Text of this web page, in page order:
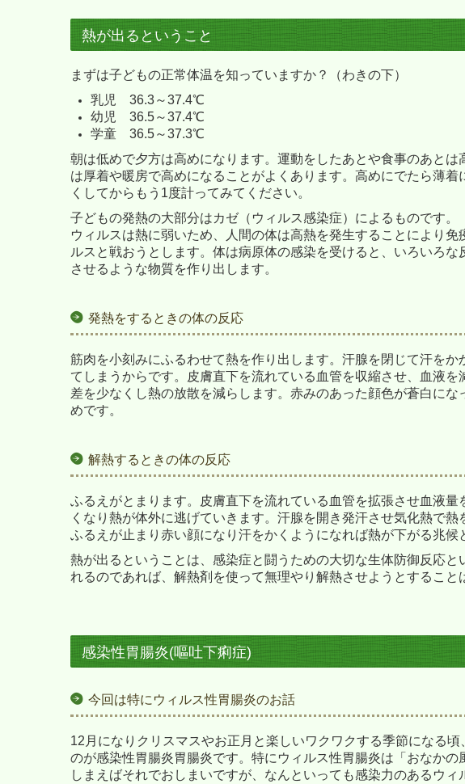
熱が出るということ
まずは子どもの正常体温を知っていますか？（わきの下）
乳児 36.3～37.4℃
幼児 36.5～37.4℃
学童 36.5～37.3℃
朝は低めで夕方は高めになります。運動をしたあとや食事のあとは
は厚着や暖房で高めになることがよくあります。高めにでたら薄着
くしてからもう1度計ってみてください。
子どもの発熱の大部分はカゼ（ウィルス感染症）によるものです。
ウィルスは熱に弱いため、人間の体は高熱を発生することにより免
ルスと戦おうとします。体は病原体の感染を受けると、いろいろ
させるような物質を作り出します。
発熱をするときの体の反応
筋肉を小刻みにふるわせて熱を作り出します。汗腺を閉じて汗を
てしまうからです。皮膚直下を流れている血管を収縮させ、血液
差を少なくし熱の放散を減らします。赤みのあった顔色が蒼白に
めです。
解熱するときの体の反応
ふるえがとまります。皮膚直下を流れている血管を拡張させ血液
くなり熱が体外に逃げていきます。汗腺を開き発汗させ気化熱で熱
ふるえが止まり赤い顔になり汗をかくようになれば熱が下がる兆候
熱が出るということは、感染症と闘うための大切な生体防御反応
れるのであれば、解熱剤を使って無理やり解熱させようとすること
感染性胃腸炎(嘔吐下痢症)
今回は特にウィルス性胃腸炎のお話
12月になりクリスマスやお正月と楽しいワクワクする季節になる頃
のが感染性胃腸炎胃腸炎です。特にウィルス性胃腸炎は「おなかの
しまえばそれでおしまいですが、なんといっても感染力のあるウィ